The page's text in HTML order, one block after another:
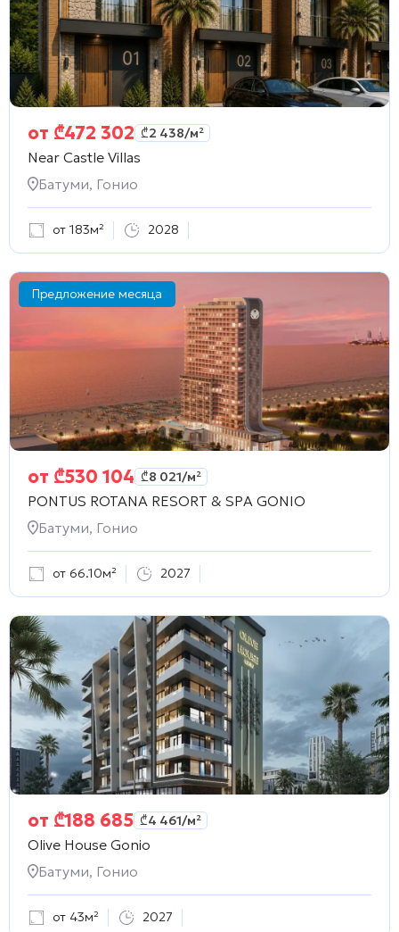
от ₾472 302 ₾2 438/м²
Near Castle Villas
Батуми, Гонио
от 183м² 2028
Предложение месяца
от ₾530 104 ₾8 021/м²
PONTUS ROTANA RESORT & SPA GONIO
Батуми, Гонио
от 66.10м² 2027
от ₾188 685 ₾4 461/м²
Olive House Gonio
Батуми, Гонио
от 43м² 2027